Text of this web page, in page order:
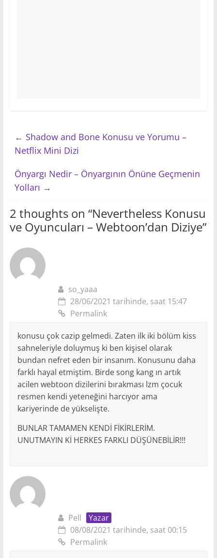
← Shadow and Bone Konusu ve Yorumu –
Netflix Mini Dizi
Önyargı Nedir – Önyargının Önüne Geçmenin
Yolları →
2 thoughts on “Nevertheless Konusu
ve Oyuncuları – Webtoon’dan Diziye”
so_yaaa
28/06/2021 tarihinde, saat 15:47
Permalink
konusu çok cazip gelmedi. Zaten ilk iki bölüm kiss
sahneleriyle doluymuş ki ben kişisel olarak
bundan nefret eden bir insanım. Konusunu daha
farklı hayal etmiştim. Birde song kang ın artık
acilen webtoon dizilerini bırakması lzm çocuk
resmen kendi yeteneğini harcıyor ama
kariyerinde de yükselişte.
BUNLAR TAMAMEN KENDİ FİKİRLERİM.
UNUTMAYIN Kİ HERKES FARKLI DÜŞÜNEBİLİR!!!
Pell
Yazar
08/08/2021 tarihinde, saat 00:15
Permalink